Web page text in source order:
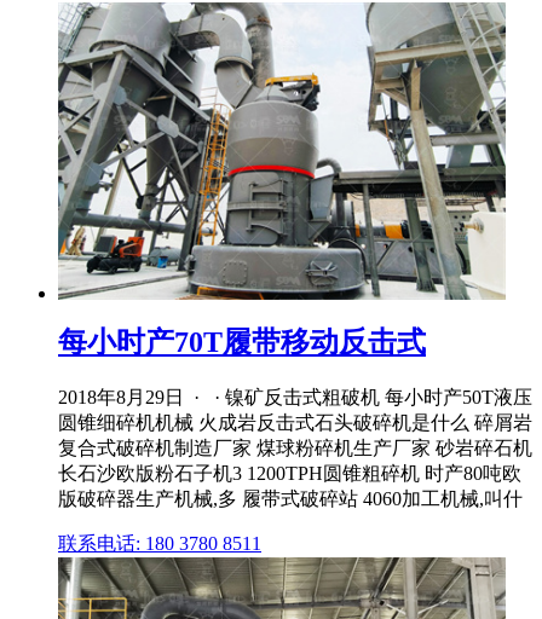
每小时产70T履带移动反击式
2018年8月29日 · · 镍矿反击式粗破机 每小时产50T液压
圆锥细碎机机械 火成岩反击式石头破碎机是什么 碎屑岩
复合式破碎机制造厂家 煤球粉碎机生产厂家 砂岩碎石机
长石沙欧版粉石子机3 1200TPH圆锥粗碎机 时产80吨欧
版破碎器生产机械,多 履带式破碎站 4060加工机械,叫什
联系电话: 180 3780 8511